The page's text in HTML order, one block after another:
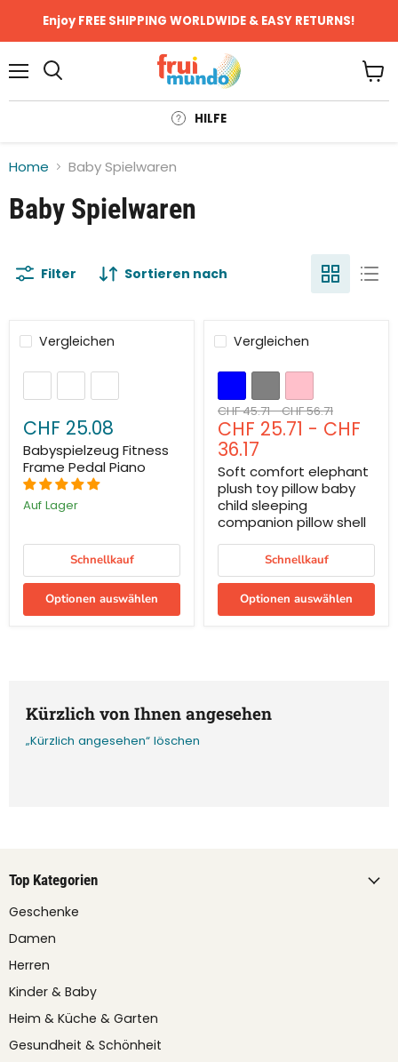
Enjoy FREE SHIPPING WORLDWIDE & EASY RETURNS!
HILFE
Home Baby Spielwaren
Baby Spielwaren
Filter Sortieren nach
Vergleichen
CHF 25.08
Babyspielzeug Fitness
Frame Pedal Piano
Auf Lager
Schnellkauf
Optionen auswählen
Vergleichen
Sparen Sie bis zu
Ursprünglicher
Preis
CHF 45.71-Ursprünglicher
Preis
CHF 56.71
CHF 25.71 - CHF
36.17
Soft comfort elephant
plush toy pillow baby
child sleeping
companion pillow shell
Schnellkauf
Optionen auswählen
Kürzlich von Ihnen angesehen
„Kürzlich angesehen“ löschen
Top Kategorien
Geschenke
Damen
Herren
Kinder & Baby
Heim & Küche & Garten
Gesundheit & Schönheit